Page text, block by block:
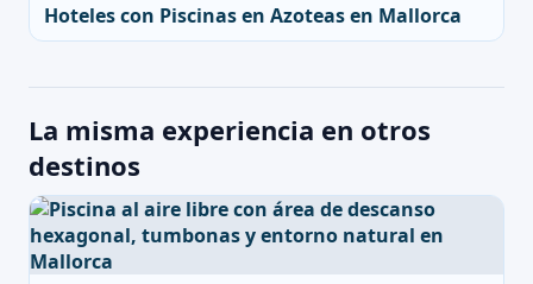
Hoteles con Piscinas en Azoteas en Mallorca
La misma experiencia en otros
destinos